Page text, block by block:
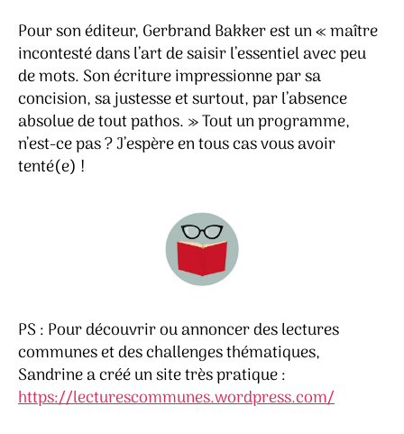
Pour son éditeur, Gerbrand Bakker est un « maître
incontesté dans l’art de saisir l’essentiel avec peu
de mots. Son écriture impressionne par sa
concision, sa justesse et surtout, par l’absence
absolue de tout pathos. » Tout un programme,
n’est-ce pas ? J’espère en tous cas vous avoir
tenté(e) !
PS : Pour découvrir ou annoncer des lectures
communes et des challenges thématiques,
Sandrine a créé un site très pratique :
https://lecturescommunes.wordpress.com/